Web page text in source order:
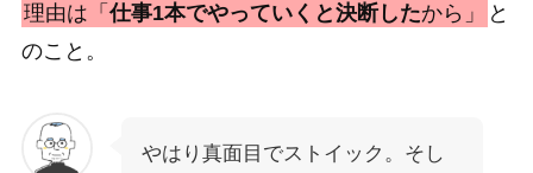
理由は「仕事1本でやっていくと決断したから」
と
のこと。
やはり真面目でストイック。そし